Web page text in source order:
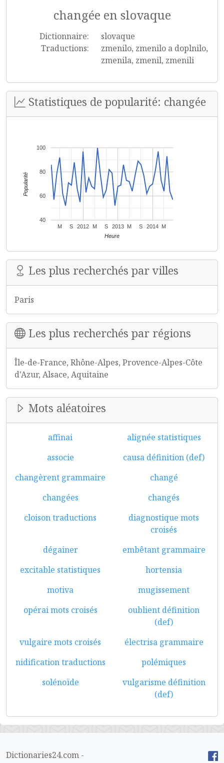
changée en slovaque
Dictionnaire:
slovaque
Traductions:
zmenilo, zmenilo a doplnilo,
zmenila, zmenil, zmenili
Statistiques de popularité: changée
2012 2013 2014
M S M S M S M
40
60
80
100
Heure
Popularité
Les plus recherchés par villes
Paris
Les plus recherchés par régions
Île-de-France, Rhône-Alpes, Provence-Alpes-Côte
d'Azur, Alsace, Aquitaine
Mots aléatoires
affinai
alignée statistiques
associe
causa définition (def)
changèrent grammaire
changé
changées
changés
cloison traductions
diagnostique mots
croisés
dégainer
embêtant grammaire
excitable statistiques
hortensia
motiva
mugissement
opérai mots croisés
oublient définition
(def)
vulgaire mots croisés
électrisa grammaire
nidification traductions
polémiques
solénoïde
vulgarisme définition
(def)
Dictionaries24.com -